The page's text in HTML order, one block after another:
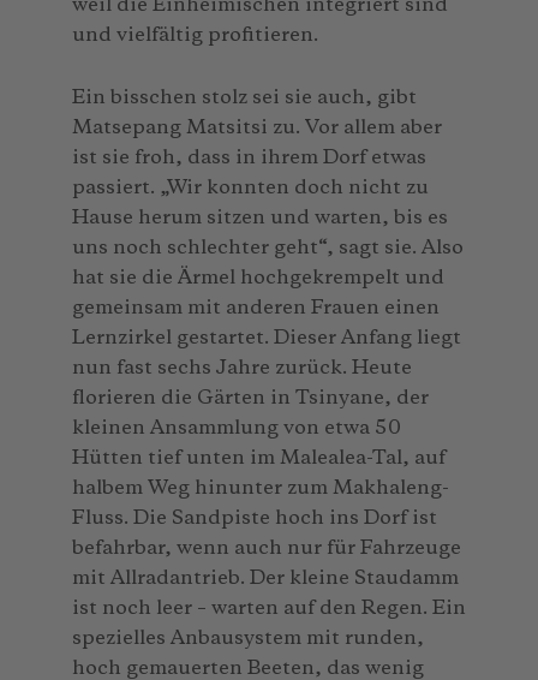
weil die Einheimischen integriert sind
und vielfältig profitieren.
Ein bisschen stolz sei sie auch, gibt
Matsepang Matsitsi zu. Vor allem aber
ist sie froh, dass in ihrem Dorf etwas
passiert. „Wir konnten doch nicht zu
Hause herum sitzen und warten, bis es
uns noch schlechter geht“, sagt sie. Also
hat sie die Ärmel hochgekrempelt und
gemeinsam mit anderen Frauen einen
Lernzirkel gestartet. Dieser Anfang liegt
nun fast sechs Jahre zurück. Heute
florieren die Gärten in Tsinyane, der
kleinen Ansammlung von etwa 50
Hütten tief unten im Malealea-Tal, auf
halbem Weg hinunter zum Makhaleng-
Fluss. Die Sandpiste hoch ins Dorf ist
befahrbar, wenn auch nur für Fahrzeuge
mit Allradantrieb. Der kleine Staudamm
ist noch leer – warten auf den Regen. Ein
spezielles Anbausystem mit runden,
hoch gemauerten Beeten, das wenig